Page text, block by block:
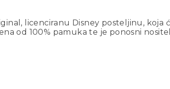
licenciranu Disney posteljinu,
od 100% pamuka te je ponosni